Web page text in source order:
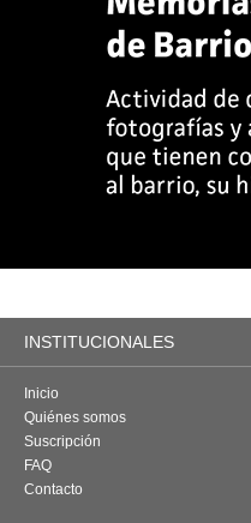
INSTITUCIONALES
Inicio
Quiénes somos
Suscripción
FAQ
Contacto